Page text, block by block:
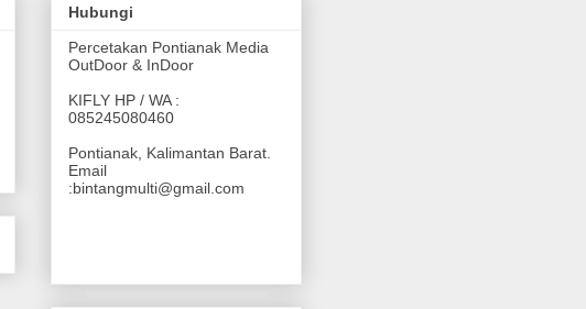
Hubungi
Percetakan Pontianak Media
OutDoor & InDoor
KIFLY HP / WA :
085245080460
Pontianak, Kalimantan Barat.
Email
:bintangmulti@gmail.com